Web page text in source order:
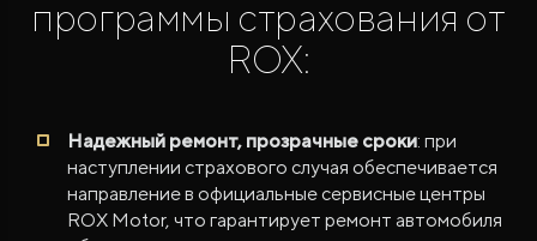
программы страхования от
ROX:
Надежный ремонт, прозрачные сроки: при
наступлении страхового случая обеспечивается
направление в официальные сервисные центры
ROX Motor, что гарантирует ремонт автомобиля